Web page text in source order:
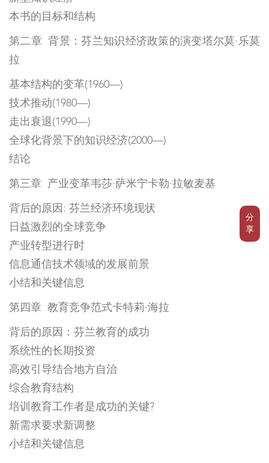
分
享
本书的目标和结构
第二章 背景：芬兰知识经济政策的演变塔尔莫·乐莫
拉
基本结构的变革(1960—)
技术推动(1980—)
走出衰退(1990—)
全球化背景下的知识经济(2000—)
结论
第三章 产业变革韦莎·萨米宁卡勒·拉敏麦基
背后的原因: 芬兰经济环境现状
日益激烈的全球竞争
产业转型进行时
信息通信技术领域的发展前景
小结和关键信息
第四章 教育竞争范式卡特莉·海拉
背后的原因：芬兰教育的成功
系统性的长期投资
高效引导结合地方自治
综合教育结构
培训教育工作者是成功的关键?
新需求要求新调整
小结和关键信息